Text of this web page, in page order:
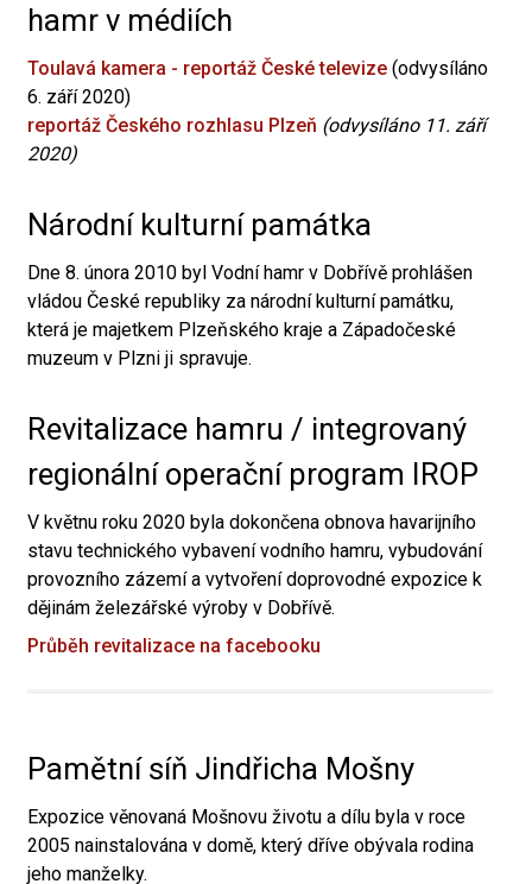
hamr v médiích
Toulavá kamera - reportáž České televize (odvysíláno
6. září 2020)
reportáž Českého rozhlasu Plzeň (odvysíláno 11. září
2020)
Národní kulturní památka
Dne 8. února 2010 byl Vodní hamr v Dobřívě prohlášen
vládou České republiky za národní kulturní památku,
která je majetkem Plzeňského kraje a Západočeské
muzeum v Plzni ji spravuje.
Revitalizace hamru / integrovaný
regionální operační program IROP
V květnu roku 2020 byla dokončena obnova havarijního
stavu technického vybavení vodního hamru, vybudování
provozního zázemí a vytvoření doprovodné expozice k
dějinám železářské výroby v Dobřívě.
Průběh revitalizace na facebooku
Pamětní síň Jindřicha Mošny
Expozice věnovaná Mošnovu životu a dílu byla v roce
2005 nainstalována v domě, který dříve obývala rodina
jeho manželky.